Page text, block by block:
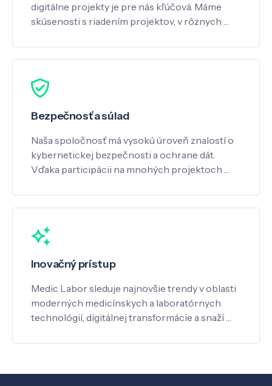
digitálne projekty je pre nás kľúčová. Máme
skúsenosti s riadením projektov, v rôznych …
Bezpečnosť a súlad
Naša spoločnosť má vysokú úroveň znalostí o
kybernetickej bezpečnosti a ochrane dát.
Vďaka participácii na mnohých projektoch …
Inovačný prístup
Medic Labor sleduje najnovšie trendy v oblasti
moderných medicínskych a laboratórnych
technológií, digitálnej transformácie a snaží …